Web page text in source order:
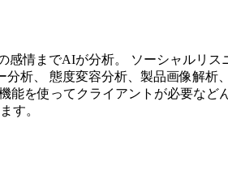
感情までAIが分析。 ソーシャルリス
析、 態度変容分析、製品画像解析
能を使ってクライアントが必要など
す。